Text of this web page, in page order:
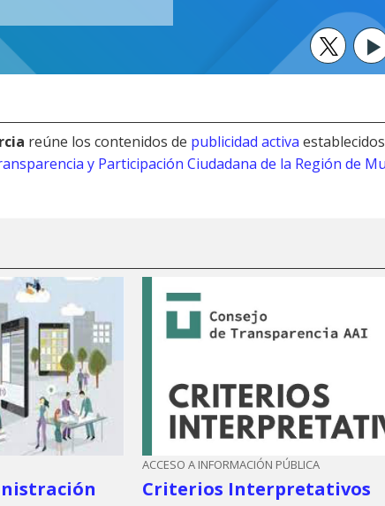
reúne los contenidos de publicidad activa
y Participación Ciudadana de la Región de
ACCESO A INFORMACIÓN PÚBLICA
Criterios Interpretativos